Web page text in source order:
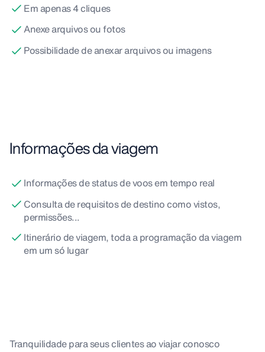
Em apenas 4 cliques
Anexe arquivos ou fotos
Possibilidade de anexar arquivos ou imagens
Informações da viagem
Informações de status de voos em tempo real
Consulta de requisitos de destino como vistos,
permissões...
Itinerário de viagem, toda a programação da viagem
em um só lugar
Tranquilidade para seus clientes ao viajar conosco